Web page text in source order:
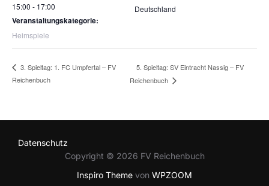
15:00 - 17:00
Veranstaltungskategorie:
Heimspiele
Deutschland
3. Spieltag: 1. FC Umpfertal – FV
Reichenbuch
5. Spieltag: SV Eintracht Nassig – FV
Reichenbuch
Datenschutz
Copyright © 2026 FV Reichenbuch
Inspiro Theme von WPZOOM